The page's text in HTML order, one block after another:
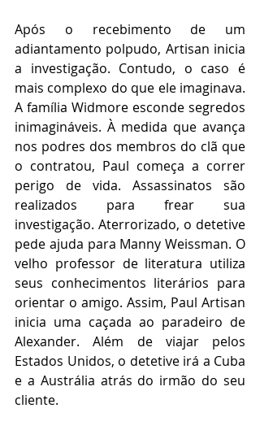
Após o recebimento de um
adiantamento polpudo, Artisan inicia
a investigação. Contudo, o caso é
mais complexo do que ele imaginava.
A família Widmore esconde segredos
inimagináveis. À medida que avança
nos podres dos membros do clã que
o contratou, Paul começa a correr
perigo de vida. Assassinatos são
realizados para frear sua
investigação. Aterrorizado, o detetive
pede ajuda para Manny Weissman. O
velho professor de literatura utiliza
seus conhecimentos literários para
orientar o amigo. Assim, Paul Artisan
inicia uma caçada ao paradeiro de
Alexander. Além de viajar pelos
Estados Unidos, o detetive irá a Cuba
e a Austrália atrás do irmão do seu
cliente.